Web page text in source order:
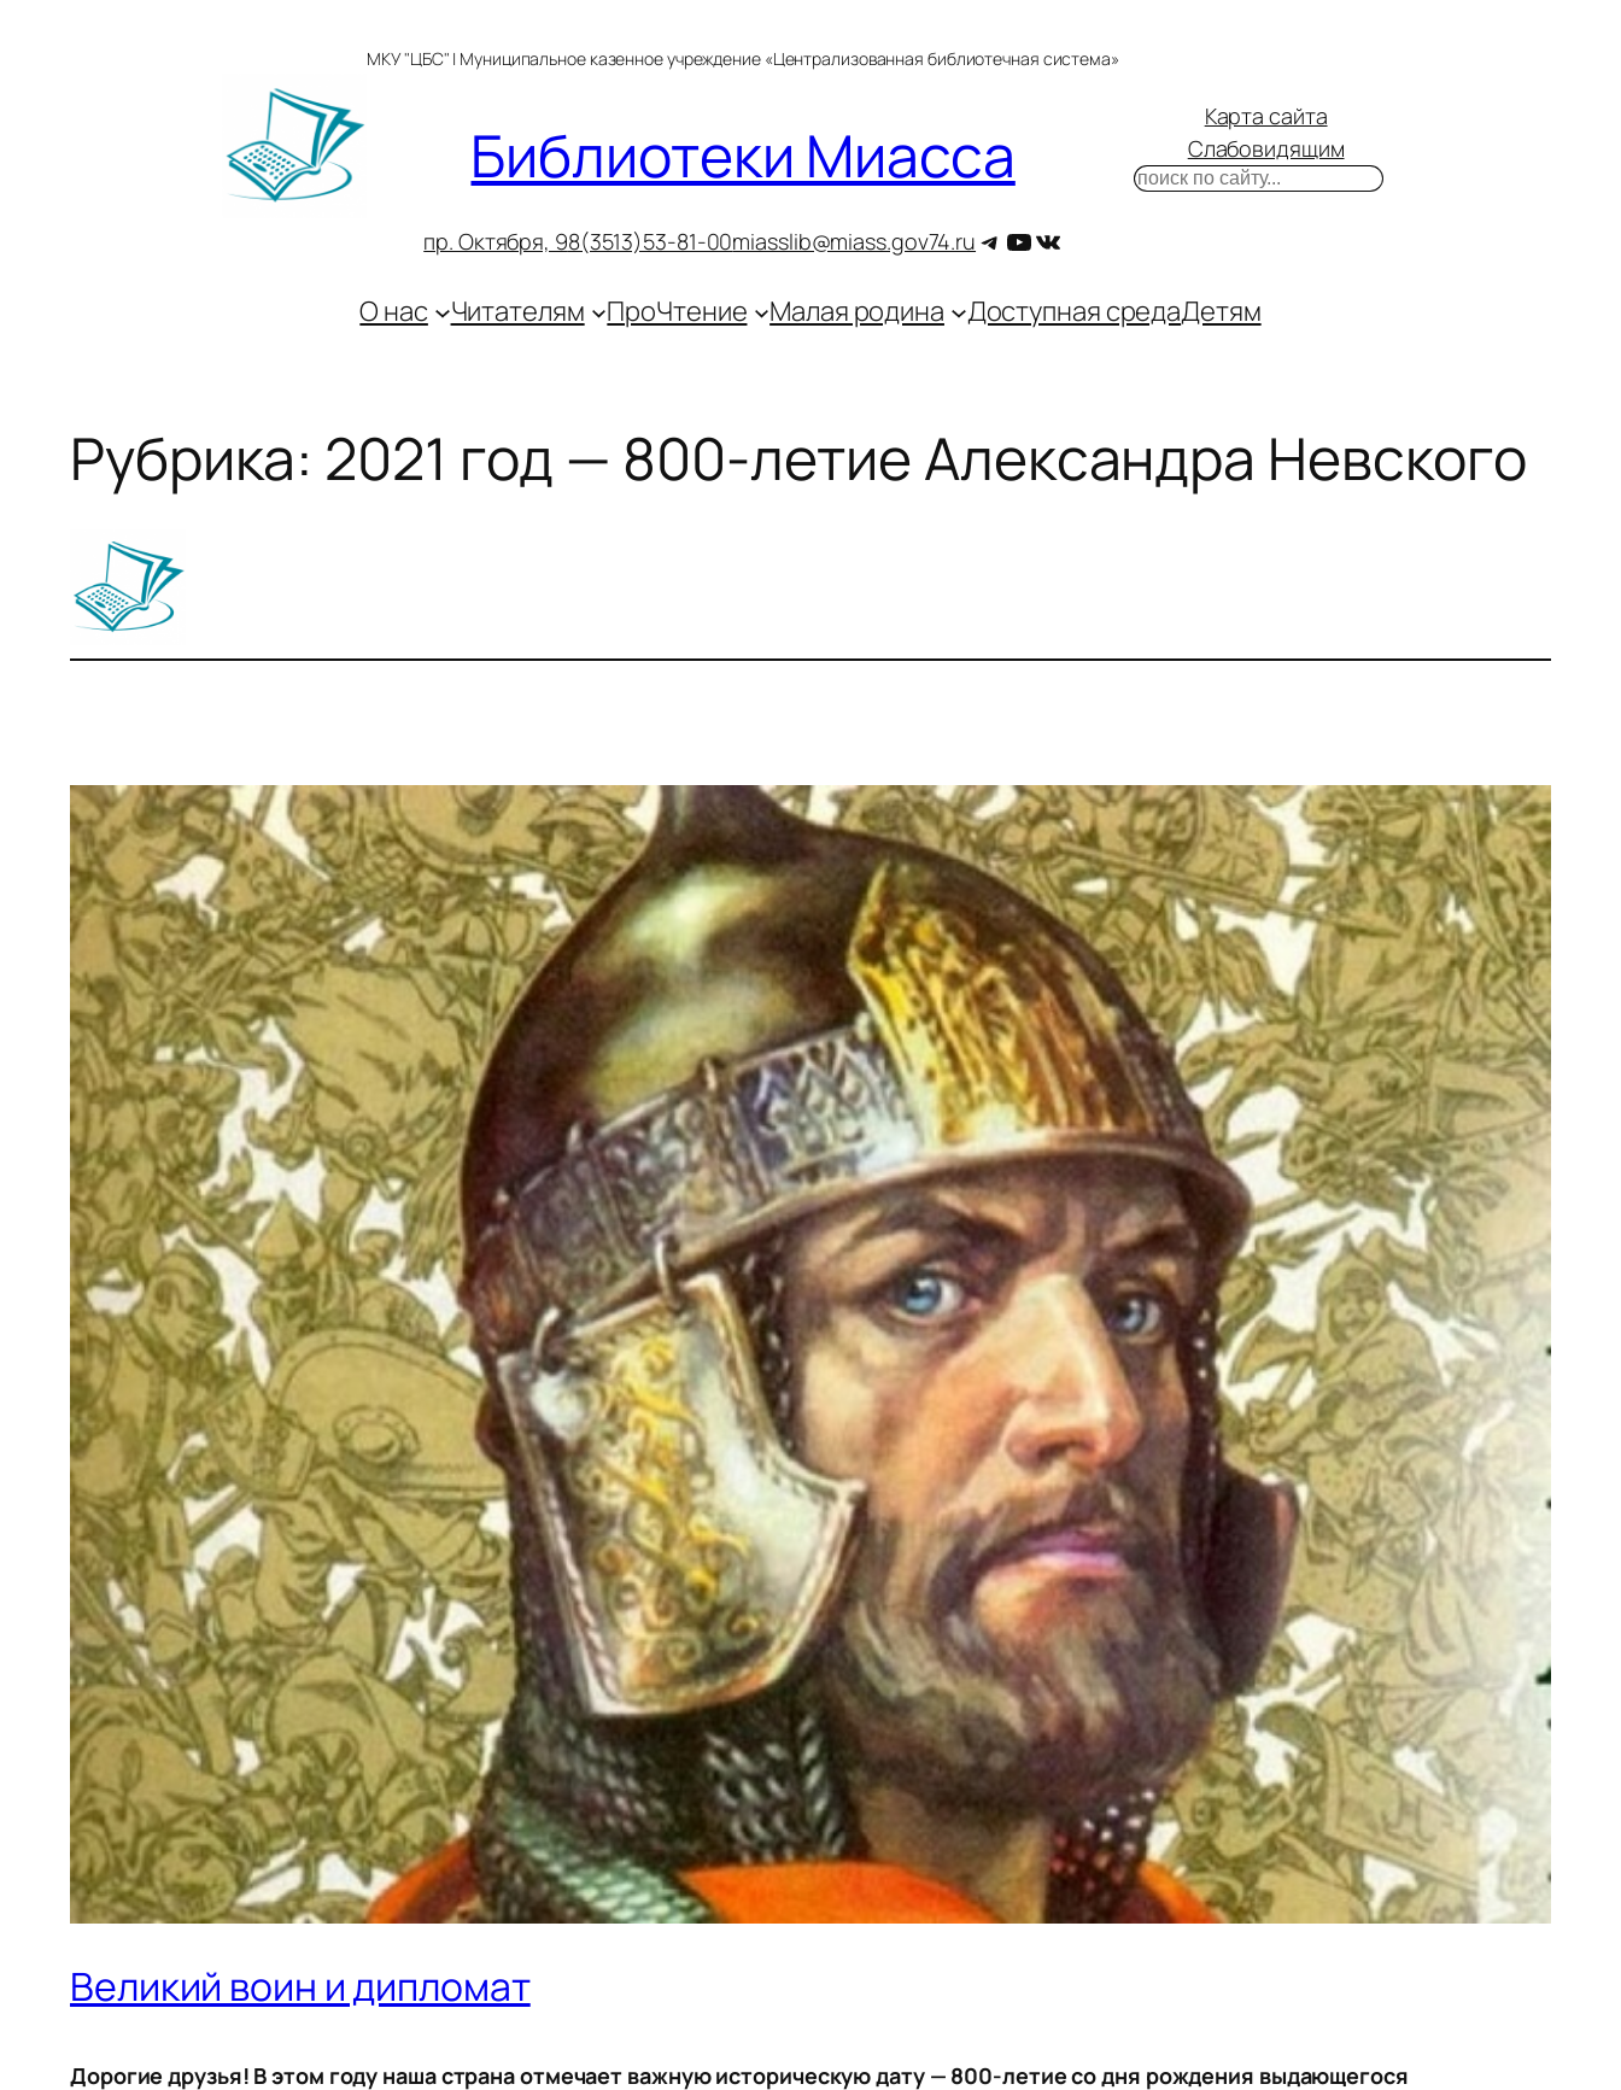
МКУ "ЦБС" | Муниципальное казенное учреждение «Централизованная библиотечная система»
Библиотеки Миасса
пр. Октября, 98(3513)53-81-00miasslib@miass.gov74.ru Telegram
YouTube
ВКонтакте
Карта сайта
Слабовидящим
Поиск
О нас Читателям ПроЧтение Малая родина Доступная средаДетям
Рубрика: 2021 год — 800-летие Александра Невского
Великий воин и дипломат
Дорогие друзья! В этом году наша страна отмечает важную историческую дату — 800-летие со дня рождения выдающегося